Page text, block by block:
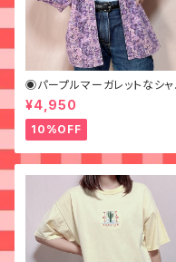
◉パープルマーガレットなシャ
◉ 古着 花柄 紫
¥4,950
10%OFF